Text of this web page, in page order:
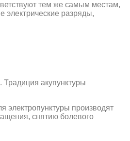
тем же самым местам,
электрические разряды,
Традиция акупунктуры
электропунктуры производят
снятию болевого